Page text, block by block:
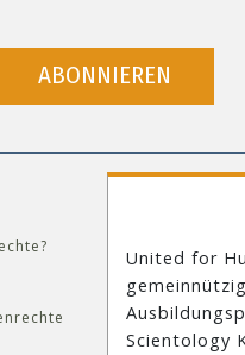
ABONNIEREN
United for
Scientology